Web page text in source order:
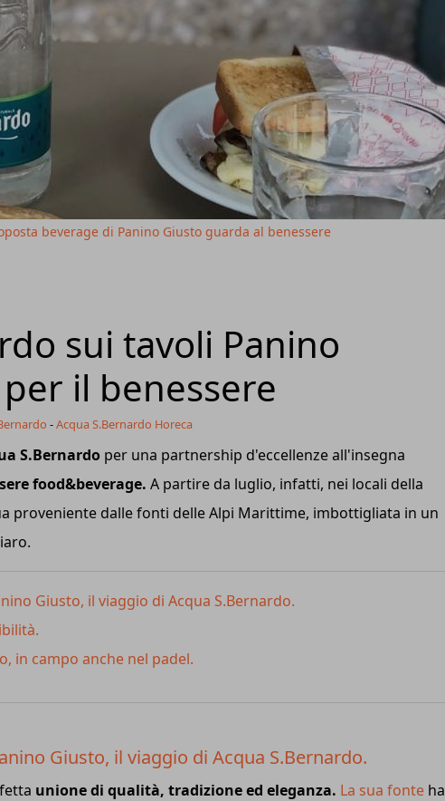
beverage di Panino Giusto guarda al benessere
sui tavoli Panino
il benessere
-Acqua S.Bernardo Horeca
S.Bernardo per una partnership d'eccellenze all'insegna
food&beverage. A partire da luglio, infatti, nei locali della
proveniente dalle fonti delle Alpi Marittime, imbottigliata in un
Giusto, il viaggio di Acqua S.Bernardo.
in campo anche nel padel.
Giusto, il viaggio di Acqua S.Bernardo.
unione di qualità, tradizione ed eleganza. La sua fonte ha